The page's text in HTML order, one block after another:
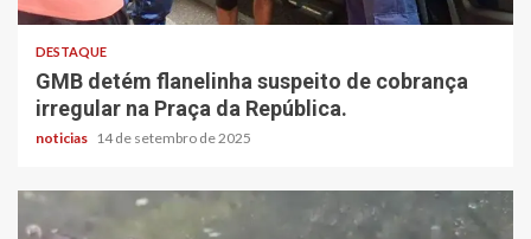
DESTAQUE
GMB detém flanelinha suspeito de cobrança
irregular na Praça da República.
noticias 14 de setembro de 2025